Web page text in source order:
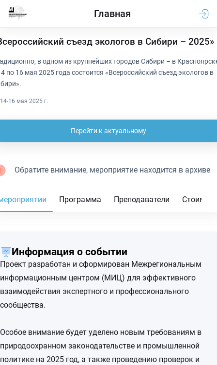
Главная
съезд экологов в Сибири – 2025»
в одном из крупнейших городов Сибири – в
по 16 мая 2025 года состоится «Всероссийский съезд экологов в
14-16 мая 2025 г.
Перейти к актуальному
Обратите внимание, мероприятие находится в архиве
Программа Преподаватели
Информация о событии
Проект разработан и сформирован Межрегиональным
информационным центром (МИЦ) для эффективного
взаимодействия экспертного и профессионального
сообщества.
Особое внимание будет уделено новым требованиям в
природоохранном законодательстве и промышленной
политике на 2025 год, а также проведению проверок и